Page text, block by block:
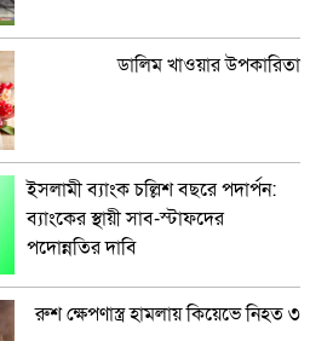
ডালিম খাওয়ার উপকারিতা
ইসলামী ব্যাংক চল্লিশ বছরে পদার্পন:
ব্যাংকের স্থায়ী সাব-স্টাফদের
পদোন্নতির দাবি
রুশ ক্ষেপণাস্ত্র হামলায় কিয়েভে নিহত ৩